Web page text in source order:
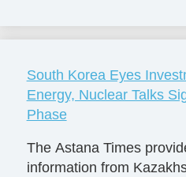
South Korea Eyes
Energy, Nuclear Talks
Phase
The Astana Times
information from